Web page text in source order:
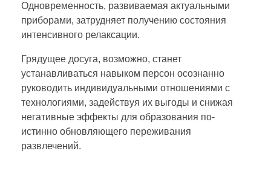
Одновременность, развиваемая актуальными
приборами, затрудняет получению состояния
интенсивного релаксации.
Грядущее досуга, возможно, станет
устанавливаться навыком персон осознанно
руководить индивидуальными отношениями с
технологиями, задействуя их выгоды и снижая
негативные эффекты для образования по-
истинно обновляющего переживания
развлечений.